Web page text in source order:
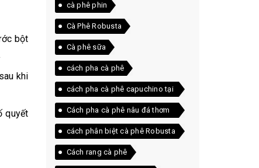
bột
khi
quyết
cà phê phin
Cà Phê Robusta
Cà phê sữa
cách pha cà phê
cách pha cà phê capuchino tại
nhà
Cách pha cà phê nâu đá thơm
ngon ngay tại nhà
cách phân biệt cà phê Robusta
và Arabica
Cách rang cà phê